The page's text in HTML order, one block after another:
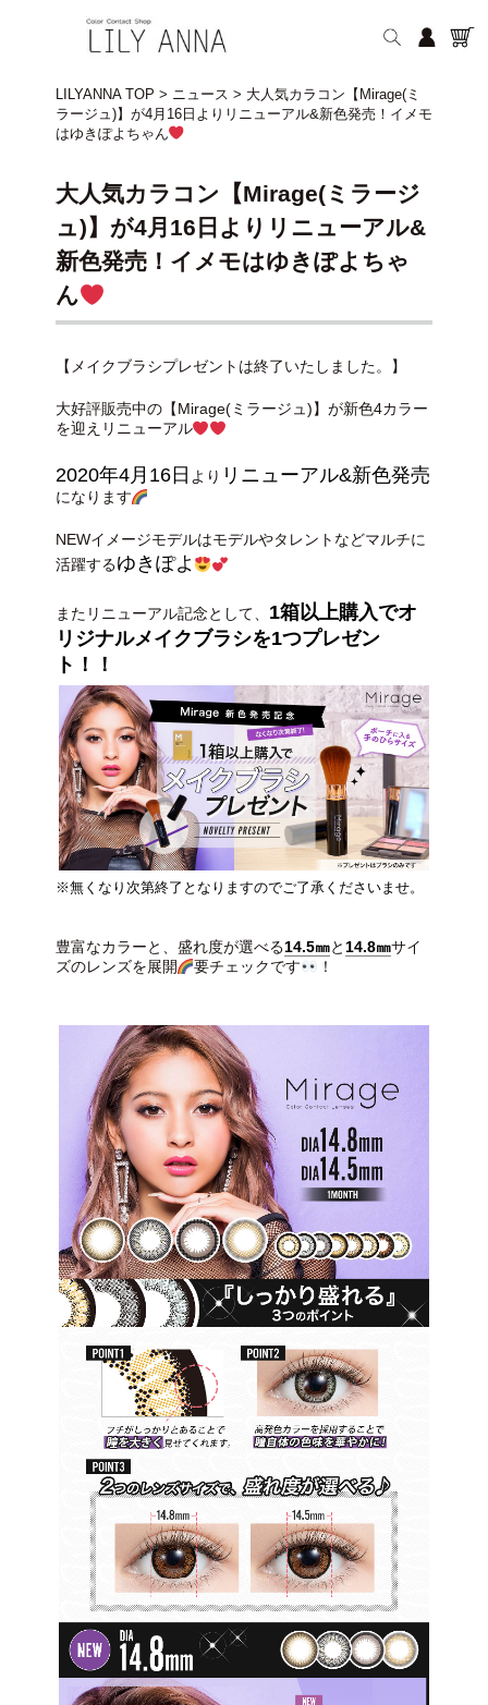
LILYANNA TOP > ニュース > 大人気カラコン【Mirage(ミ
ラージュ)】が4月16日よりリニューアル&新色発売！イメモ
はゆきぽよちゃん
大人気カラコン【Mirage(ミラージ
ュ)】が4月16日よりリニューアル&
新色発売！イメモはゆきぽよちゃ
ん
【メイクブラシプレゼントは終了いたしました。】
大好評販売中の【Mirage(ミラージュ)】が新色4カラー
を迎えリニューアル
2020年4月16日 より リニューアル&新色発売
になります
NEWイメージモデルはモデルやタレントなどマルチに
活躍するゆきぽよ
またリニューアル記念として、 1箱以上購入でオ
リジナルメイクブラシを1つプレゼン
ト！！
※無くなり次第終了となりますのでご了承くださいませ。
豊富なカラーと、盛れ度が選べる14.5㎜と14.8㎜サイ
ズのレンズを展開
要チェックです ！